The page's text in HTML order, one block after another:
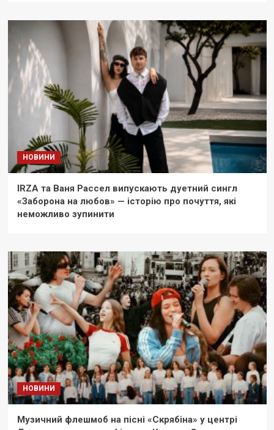
НОВИНИ
IRZA та Ваня Рассел випускають дуетний сингл
«Заборона на любов» — історію про почуття, які
неможливо зупинити
НОВИНИ
Музичний флешмоб на пісні «Скрябіна» у центрі